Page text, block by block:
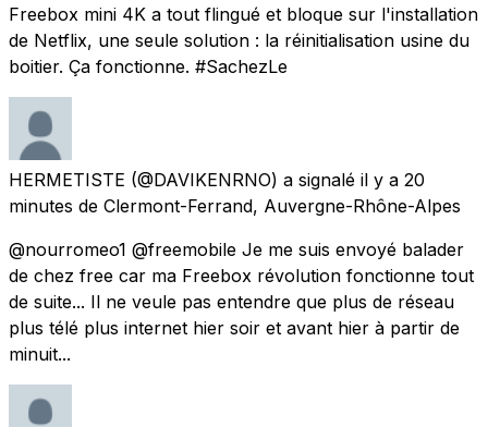
Freebox mini 4K a tout flingué et bloque sur l'installation
de Netflix, une seule solution : la réinitialisation usine du
boitier. Ça fonctionne. #SachezLe
HERMETISTE (@DAVIKENRNO) a signalé il y a 20
minutes de Clermont-Ferrand, Auvergne-Rhône-Alpes
@nourromeo1 @freemobile Je me suis envoyé balader
de chez free car ma Freebox révolution fonctionne tout
de suite... Il ne veule pas entendre que plus de réseau
plus télé plus internet hier soir et avant hier à partir de
minuit...